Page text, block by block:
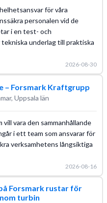
för våra
personalen vid de
i en test- och
underlag till praktiska
2026-08-30
– Forsmark Kraftgrupp
Uppsala län
vara den sammanhållande
i ett team som ansvarar för
verksamhetens långsiktiga
2026-08-16
Forsmark rustar för
turbin